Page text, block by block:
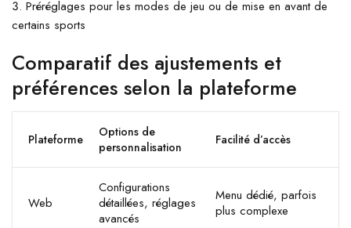
Préréglages pour les modes de jeu ou de mise en avant de
certains sports
Comparatif des ajustements et
préférences selon la plateforme
Plateforme
Options de
personnalisation
Facilité d’accès
Web
Configurations
détaillées, réglages
avancés
Menu dédié, parfois
plus complexe